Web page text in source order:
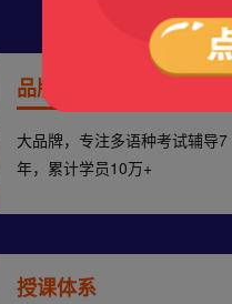
品牌优势
大品牌，专注多语种考试辅导7
年，累计学员10万+
授课体系